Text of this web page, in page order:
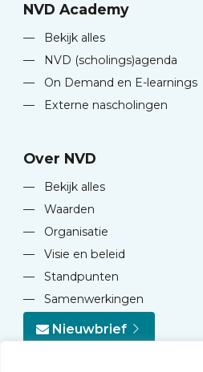
NVD Academy
—
Bekijk alles
—
NVD (scholings)agenda
—
On Demand en E-learnings
—
Externe nascholingen
Over NVD
—
Bekijk alles
—
Waarden
—
Organisatie
—
Visie en beleid
—
Standpunten
—
Samenwerkingen
Nieuwbrief